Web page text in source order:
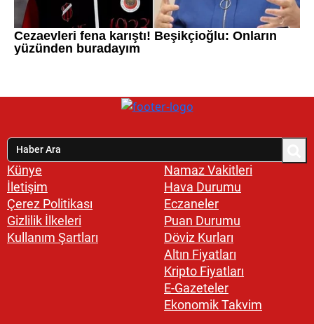
Künye
İletişim
Çerez Politikası
Gizlilik İlkeleri
Kullanım Şartları
Namaz Vakitleri
Hava Durumu
Eczaneler
Puan Durumu
Döviz Kurları
Altın Fiyatları
Kripto Fiyatları
E-Gazeteler
Ekonomik Takvim